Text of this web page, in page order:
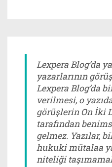
Lexpera Blog’da
yazarlarının
Lexpera Blog’da
verilmesi, o
görüşlerin On İki
tarafından
gelmez. Yazılar,
hukuki mütalaa
niteliği